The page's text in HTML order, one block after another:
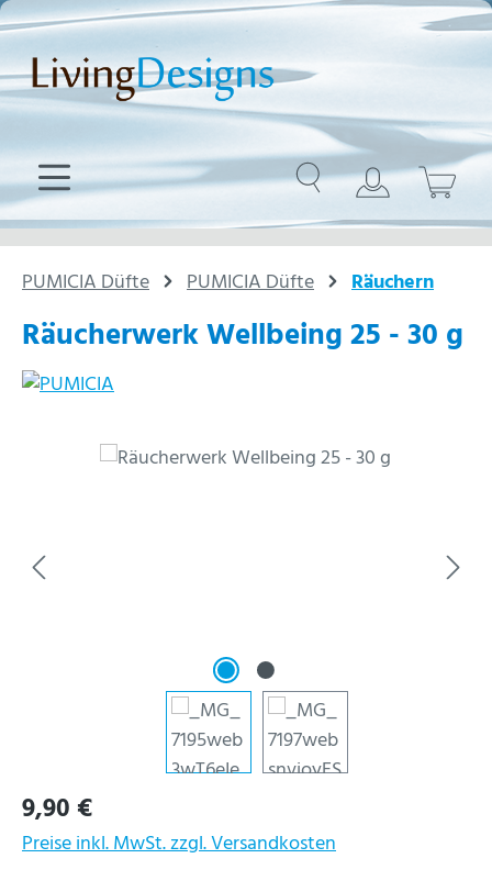
Zum Hauptinhalt springen
PUMICIA Düfte PUMICIA Düfte Räuchern
Räucherwerk Wellbeing 25 - 30 g
Bildergalerie überspringen
Regulärer Preis:
9,90 €
Preise inkl. MwSt. zzgl. Versandkosten